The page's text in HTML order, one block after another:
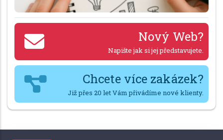
Nový Web?
Napište jak si jej představujete.
Chcete více zakázek?
Již přes 20 let Vám přivádíme nové klienty.